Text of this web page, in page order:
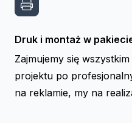
Druk i montaż w
Zajmujemy się
projektu po
na reklamie, my na